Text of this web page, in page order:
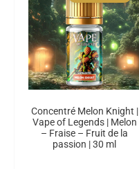
Concentré Melon Knight |
Vape of Legends | Melon
– Fraise – Fruit de la
passion | 30 ml